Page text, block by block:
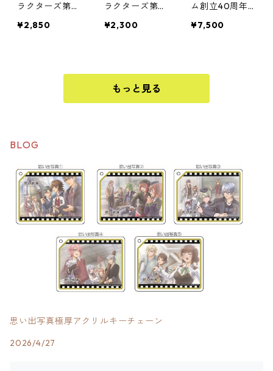
ラクターズ第１
リルスタンド
¥2,850
ラクターズ第１
リルスタンド
¥2,300
ム創立40周年
ワイヤレス＆有
¥7,500
もっと見る
BLOG
思い出写真極厚アクリルキーチェーン
2026/4/27